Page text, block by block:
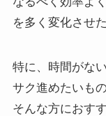
を多く変化させ
特に、時間がな
サク進めたいもの
そんな方におす